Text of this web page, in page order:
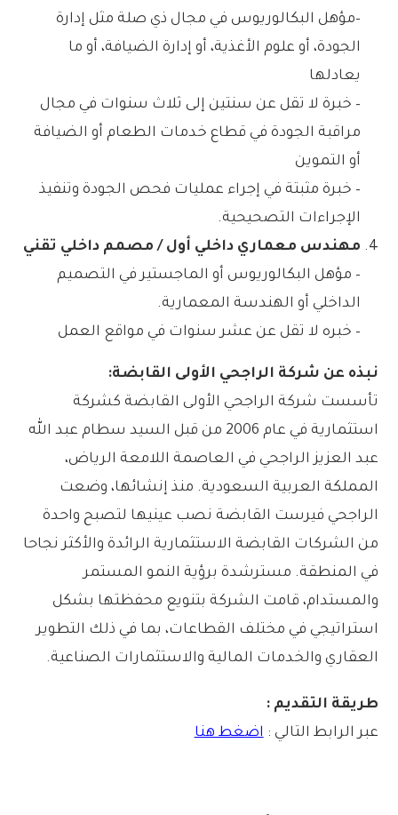
–مؤهل البكالوريوس في مجال ذي صلة مثل إدارة
الجودة، أو علوم الأغذية، أو إدارة الضيافة، أو ما
يعادلها
– خبرة لا تقل عن سنتين إلى ثلاث سنوات في مجال
مراقبة الجودة في قطاع خدمات الطعام أو الضيافة
أو التموين
– خبرة مثبتة في إجراء عمليات فحص الجودة وتنفيذ
الإجراءات التصحيحية.
مهندس معماري داخلي أول / مصمم داخلي تقني
– مؤهل البكالوريوس أو الماجستير في التصميم
الداخلي أو الهندسة المعمارية.
– خبره لا تقل عن عشر سنوات في مواقع العمل
نبذه عن شركة الراجحي الأولى القابضة:
تأسست شركة الراجحي الأولى القابضة كشركة
استثمارية في عام 2006 من قبل السيد سطام عبد الله
عبد العزيز الراجحي في العاصمة اللامعة الرياض،
المملكة العربية السعودية. منذ إنشائها، وضعت
الراجحي فيرست القابضة نصب عينيها لتصبح واحدة
من الشركات القابضة الاستثمارية الرائدة والأكثر نجاحا
في المنطقة. مسترشدة برؤية النمو المستمر
والمستدام، قامت الشركة بتنويع محفظتها بشكل
استراتيجي في مختلف القطاعات، بما في ذلك التطوير
العقاري والخدمات المالية والاستثمارات الصناعية.
طريقة التقديم :
عبر الرابط التالي : اضغط هنا